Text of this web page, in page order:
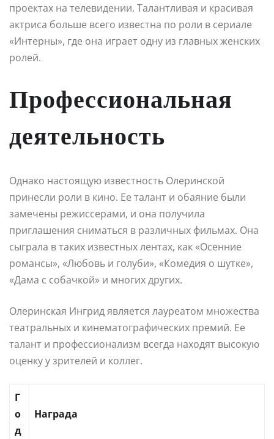
проектах на телевидении. Талантливая и красивая
актриса больше всего известна по роли в сериале
«Интерны», где она играет одну из главных женских
ролей.
Профессиональная
деятельность
Однако настоящую известность Олеринской
принесли роли в кино. Ее талант и обаяние были
замечены режиссерами, и она получила
приглашения сниматься в различных фильмах. Она
сыграла в таких известных лентах, как «Осенние
романсы», «Любовь и голуби», «Комедия о шутке»,
«Дама с собачкой» и многих других.
Олеринская Ингрид является лауреатом множества
театральных и кинематографических премий. Ее
талант и профессионализм всегда находят высокую
оценку у зрителей и коллег.
Г
о
д
Награда